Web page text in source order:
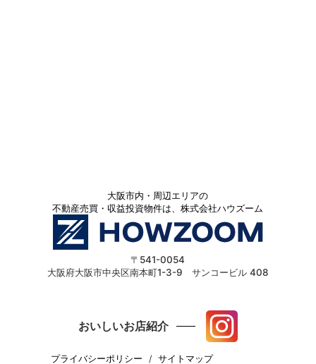
大阪市内・周辺エリアの
不動産売買・収益投資物件は、株式会社ハウズーム
〒541-0054
大阪府大阪市中央区南本町1-3-9 サンコービル 408
おいしいお店紹介
プライバシーポリシー サイトマップ